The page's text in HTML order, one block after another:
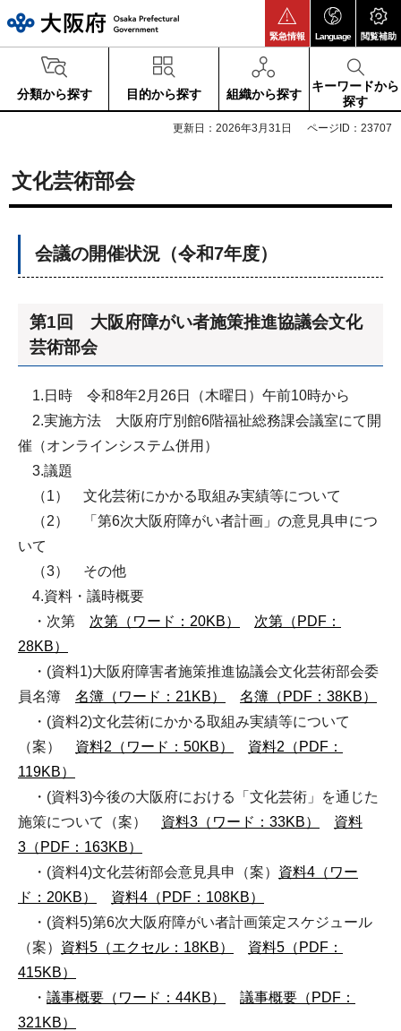
緊急情報 Language 閲覧補助
分類から探す 目的から探す 組織から探す
キーワードから
探す
更新日：2026年3月31日 ページID：23707
文化芸術部会
会議の開催状況（令和7年度）
第1回 大阪府障がい者施策推進協議会文化
芸術部会
1.日時 令和8年2月26日（木曜日）午前10時から
2.実施方法 大阪府庁別館6階福祉総務課会議室にて開
催（オンラインシステム併用）
3.議題
（1） 文化芸術にかかる取組み実績等について
（2） 「第6次大阪府障がい者計画」の意見具申につ
いて
（3） その他
4.資料・議時概要
・次第 次第（ワード：20KB）
次第（PDF：
28KB）
・(資料1)大阪府障害者施策推進協議会文化芸術部会委
員名簿 名簿（ワード：21KB）
名簿（PDF：38KB）
・(資料2)文化芸術にかかる取組み実績等について
（案） 資料2（ワード：50KB）
資料2（PDF：
119KB）
・(資料3)今後の大阪府における「文化芸術」を通じた
施策について（案） 資料3（ワード：33KB）
資料
3（PDF：163KB）
・(資料4)文化芸術部会意見具申（案） 資料4（ワー
ド：20KB）
資料4（PDF：108KB）
・(資料5)第6次大阪府障がい者計画策定スケジュール
（案） 資料5（エクセル：18KB）
資料5（PDF：
415KB）
・ 議事概要（ワード：44KB）
議事概要（PDF：
321KB）